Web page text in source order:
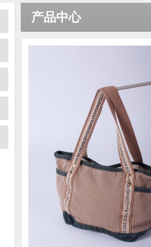
产品中心